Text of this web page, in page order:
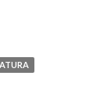
de porc